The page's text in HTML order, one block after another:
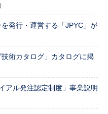
発行・運営する「JPYC」が
技術カタログ」カタログに掲
アル発注認定制度」事業説明